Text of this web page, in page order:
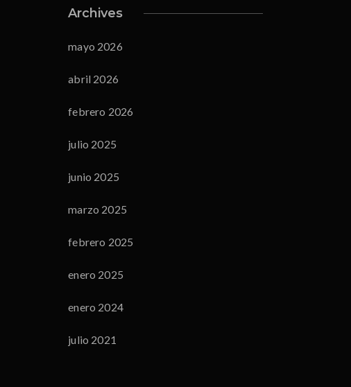
Archives
mayo 2026
abril 2026
febrero 2026
julio 2025
junio 2025
marzo 2025
febrero 2025
enero 2025
enero 2024
julio 2021